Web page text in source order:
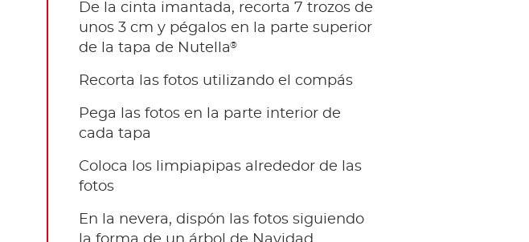
De la cinta imantada, recorta 7 trozos de
unos 3 cm y pégalos en la parte superior
de la tapa de Nutella®
Recorta las fotos utilizando el compás
Pega las fotos en la parte interior de
cada tapa
Coloca los limpiapipas alrededor de las
fotos
En la nevera, dispón las fotos siguiendo